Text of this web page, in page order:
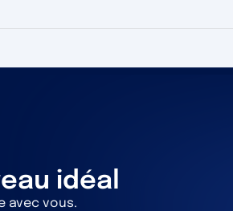
idéal
avec vous.